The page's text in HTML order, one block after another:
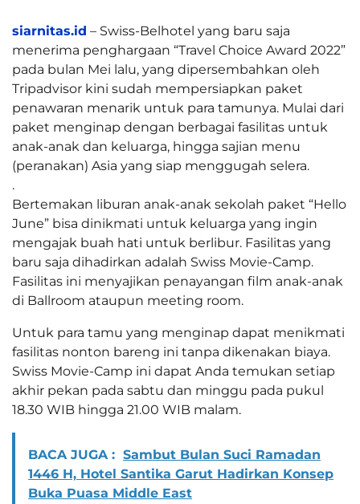
siarnitas.id – Swiss-Belhotel yang baru saja
menerima penghargaan “Travel Choice Award 2022”
pada bulan Mei lalu, yang dipersembahkan oleh
Tripadvisor kini sudah mempersiapkan paket
penawaran menarik untuk para tamunya. Mulai dari
paket menginap dengan berbagai fasilitas untuk
anak-anak dan keluarga, hingga sajian menu
(peranakan) Asia yang siap menggugah selera.
.
Bertemakan liburan anak-anak sekolah paket “Hello
June” bisa dinikmati untuk keluarga yang ingin
mengajak buah hati untuk berlibur. Fasilitas yang
baru saja dihadirkan adalah Swiss Movie-Camp.
Fasilitas ini menyajikan penayangan film anak-anak
di Ballroom ataupun meeting room.
Untuk para tamu yang menginap dapat menikmati
fasilitas nonton bareng ini tanpa dikenakan biaya.
Swiss Movie-Camp ini dapat Anda temukan setiap
akhir pekan pada sabtu dan minggu pada pukul
18.30 WIB hingga 21.00 WIB malam.
BACA JUGA : Sambut Bulan Suci Ramadan
1446 H, Hotel Santika Garut Hadirkan Konsep
Buka Puasa Middle East